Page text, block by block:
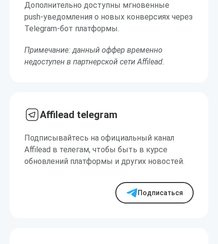
Дополнительно доступны мгновенные
push-уведомления о новых конверсиях через
Telegram-бот платформы.
Примечание: данный оффер временно
недоступен в партнерской сети Affilead.
Affilead telegram
Подписывайтесь на официальный канал
Affilead в телегам, чтобы быть в курсе
обновлений платформы и других новостей.
Подписаться